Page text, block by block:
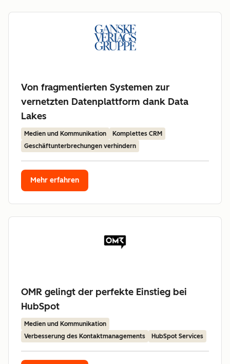
Von fragmentierten Systemen zur
vernetzten Datenplattform dank Data
Lakes
Medien und Kommunikation
Komplettes CRM
Geschäftunterbrechungen verhindern
Mehr erfahren
OMR gelingt der perfekte Einstieg bei
HubSpot
Medien und Kommunikation
Verbesserung des Kontaktmanagements
HubSpot Services